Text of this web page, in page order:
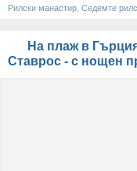
Рилски манастир, Седемте
На плаж в
Ставрос - с нощен